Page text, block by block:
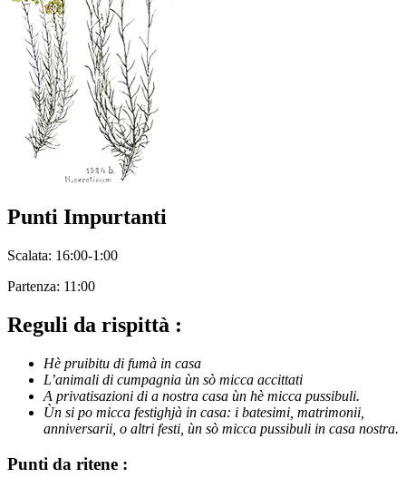
Punti Impurtanti
Scalata: 16:00-1:00
Partenza: 11:00
Reguli da rispittà :
Hè pruibitu di fumà in casa
L’animali di cumpagnia ùn sò micca accittati
A privatisazioni di a nostra casa ùn hè micca pussibuli.
Ùn si po micca festighjà in casa: i batesimi, matrimonii,
anniversarii, o altri festi, ùn sò micca pussibuli in casa nostra.
Punti da ritene :